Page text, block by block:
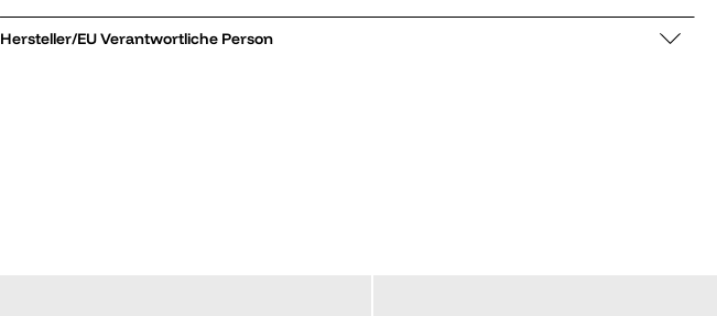
Hersteller/EU Verantwortliche Person